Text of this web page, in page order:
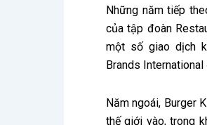
Những năm tiếp
của tập đoàn
một số giao dịch
Brands
Năm ngoái, Burger
thế giới vào, trong